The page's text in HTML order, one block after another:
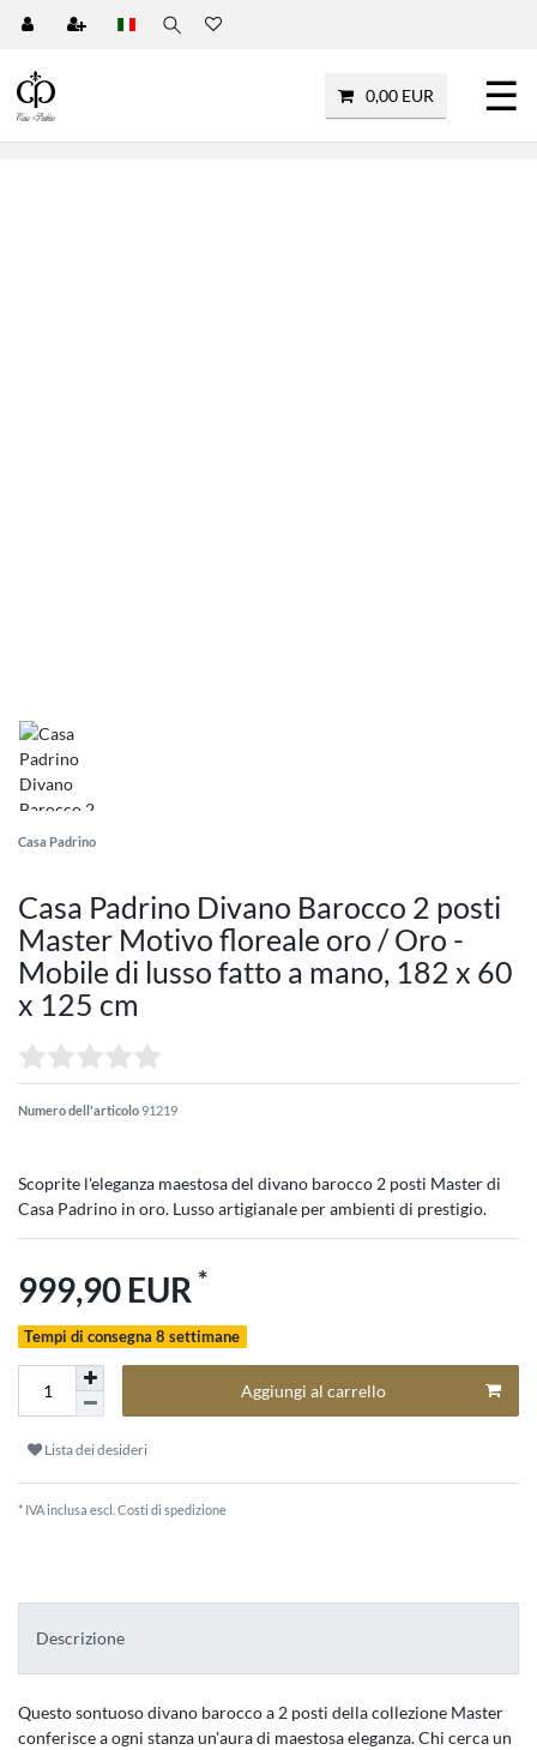
0,00 EUR ☰
Casa Padrino
Casa Padrino Divano Barocco 2 posti
Master Motivo floreale oro / Oro -
Mobile di lusso fatto a mano, 182 x 60
x 125 cm
Numero dell'articolo 91219
Scoprite l'eleganza maestosa del divano barocco 2 posti Master di
Casa Padrino in oro. Lusso artigianale per ambienti di prestigio.
999,90 EUR *
Tempi di consegna 8 settimane
Aggiungi al carrello
Lista dei desideri
* IVA inclusa escl. Costi di spedizione
Descrizione
Questo sontuoso divano barocco a 2 posti della collezione Master
conferisce a ogni stanza un'aura di maestosa eleganza. Chi cerca un